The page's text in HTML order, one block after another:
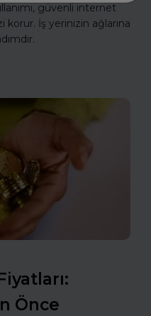
güvenli internet
korur. İş yerinizin ağlarına
Önce